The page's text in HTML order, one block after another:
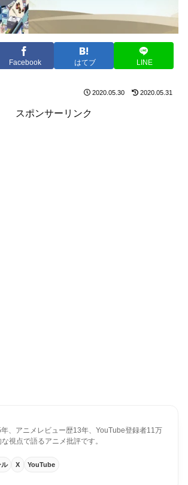
Facebook はてブ LINE
2020.05.30 2020.05.31
スポンサーリンク
、アニメレビュー歴13年、YouTube登録者11万
視点で語るアニメ批評です。
ル X YouTube